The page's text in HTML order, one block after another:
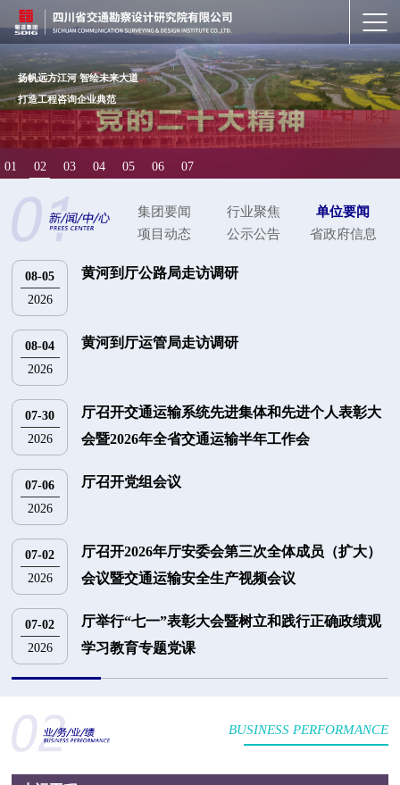
扬帆远方江河 智绘未来大道
打造工程咨询企业典范
01 02 03 04 05 06 07
集团要闻 行业聚焦
单位要闻
项目动态
公示公告 省政府信息
08-05
2026
黄河到厅公路局走访调研
08-04
2026
黄河到厅运管局走访调研
07-30
2026
厅召开交通运输系统先进集体和先进个人表彰大
会暨2026年全省交通运输半年工作会
07-06
2026
厅召开党组会议
07-02
2026
厅召开2026年厅安委会第三次全体成员（扩大）
会议暨交通运输安全生产视频会议
07-02
2026
厅举行“七一”表彰大会暨树立和践行正确政绩观
学习教育专题党课
BUSINESS PERFORMANCE